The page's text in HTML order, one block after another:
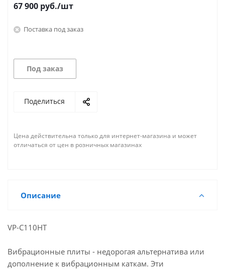
67 900 руб./шт
Поставка под заказ
Под заказ
Поделиться
Цена действительна только для интернет-магазина и может
отличаться от цен в розничных магазинах
Описание
VP-C110HT
Вибрационные плиты - недорогая альтернатива или
дополнение к вибрационным каткам. Эти